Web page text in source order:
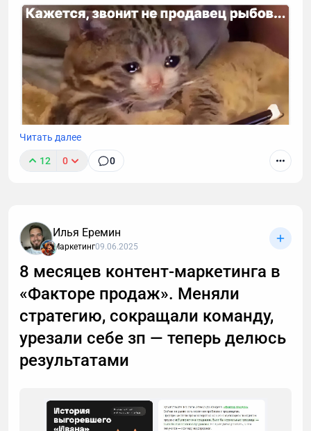
интересны кредиты, консультации и прочие услуги.
Если вы тревожитесь упустить действительно
важный разговор, например, ждете курьера, то я
расскажу, почему стоит делегировать телефонные
звонки мне.
Читать далее
12 0 0
Илья Еремин
Маркетинг09.06.2025
8 месяцев контент-маркетинга в
«Факторе продаж». Меняли
стратегию, сокращали команду,
урезали себе зп — теперь делюсь
результатами